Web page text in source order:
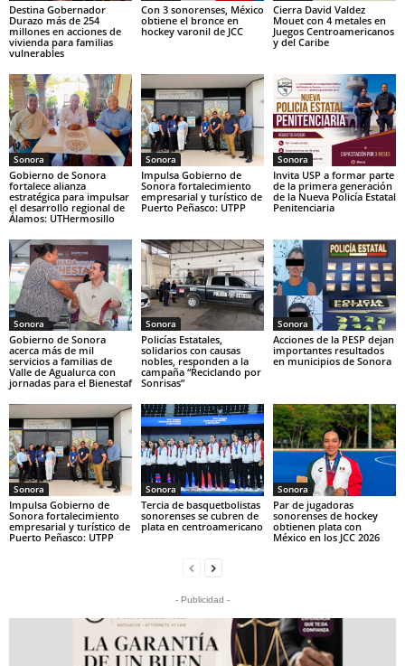
Destina Gobernador
Durazo más de 254
millones en acciones de
vivienda para familias
vulnerables
Con 3 sonorenses, México
obtiene el bronce en
hockey varonil de JCC
Cierra David Valdez
Mouet con 4 metales en
Juegos Centroamericanos
y del Caribe
Sonora
Gobierno de Sonora
fortalece alianza
estratégica para impulsar
el desarrollo regional de
Álamos: UTHermosillo
Sonora
Impulsa Gobierno de
Sonora fortalecimiento
empresarial y turístico de
Puerto Peñasco: UTPP
Sonora
Invita USP a formar parte
de la primera generación
de la Nueva Policía Estatal
Penitenciaria
Sonora
Gobierno de Sonora
acerca más de mil
servicios a familias de
Valle de Agualurca con
jornadas para el Bienestaf
Sonora
Policías Estatales,
solidarios con causas
nobles, responden a la
campaña “Reciclando por
Sonrisas”
Sonora
Acciones de la PESP dejan
importantes resultados
en municipios de Sonora
Sonora
Impulsa Gobierno de
Sonora fortalecimiento
empresarial y turístico de
Puerto Peñasco: UTPP
Sonora
Tercia de basquetbolistas
sonorenses se cubren de
plata en centroamericano
Sonora
Par de jugadoras
sonorenses de hockey
obtienen plata con
México en los JCC 2026
- Publicidad -